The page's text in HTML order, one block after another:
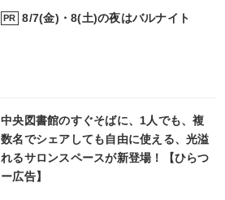
PR 8/7(金)・8(土)の夜はバルナイト
中央図書館のすぐそばに、1人でも、複
数名でシェアしても自由に使える、光溢
れるサロンスペースが新登場！【ひらつ
ー広告】